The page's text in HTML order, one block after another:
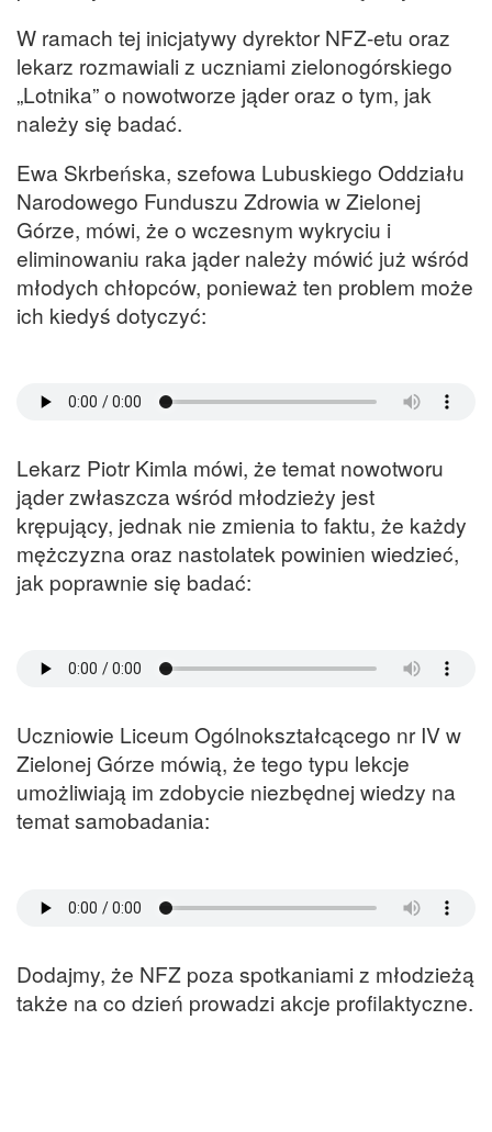
W ramach tej inicjatywy dyrektor NFZ-etu oraz
lekarz rozmawiali z uczniami zielonogórskiego
„Lotnika” o nowotworze jąder oraz o tym, jak
należy się badać.
Ewa Skrbeńska, szefowa Lubuskiego Oddziału
Narodowego Funduszu Zdrowia w Zielonej
Górze, mówi, że o wczesnym wykryciu i
eliminowaniu raka jąder należy mówić już wśród
młodych chłopców, ponieważ ten problem może
ich kiedyś dotyczyć:
Lekarz Piotr Kimla mówi, że temat nowotworu
jąder zwłaszcza wśród młodzieży jest
krępujący, jednak nie zmienia to faktu, że każdy
mężczyzna oraz nastolatek powinien wiedzieć,
jak poprawnie się badać:
Uczniowie Liceum Ogólnokształcącego nr IV w
Zielonej Górze mówią, że tego typu lekcje
umożliwiają im zdobycie niezbędnej wiedzy na
temat samobadania:
Dodajmy, że NFZ poza spotkaniami z młodzieżą
także na co dzień prowadzi akcje profilaktyczne.